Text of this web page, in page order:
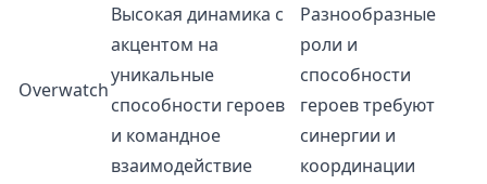
Overwatch
Высокая динамика с
акцентом на
уникальные
способности героев
и командное
взаимодействие
Разнообразные
роли и
способности
героев требуют
синергии и
координации